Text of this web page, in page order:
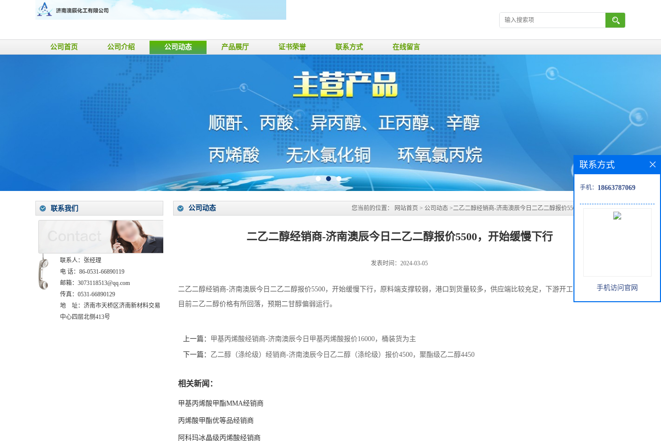
公司首页 公司介绍 公司动态 产品展厅 证书荣誉 联系方式 在线留言
联系我们
联系人：张经理
电 话：86-0531-66890119
邮箱：3073118513@qq.com
传真：0531-66890129
地 址：济南市天桥区济南新材料交易
中心四层北侧413号
公司动态 您当前的位置： 网站首页 > 公司动态 >二乙二醇经销商-济南澳辰今日二乙二醇报价5500，开始缓慢下行
二乙二醇经销商-济南澳辰今日二乙二醇报价5500，开始缓慢下行
发表时间：2024-03-05
二乙二醇经销商-济南澳辰今日二乙二醇报价5500，开始缓慢下行，原料端支撑较弱，港口到货量较多，供应端比较充足，下游开工率恢复较慢，
目前二乙二醇价格有所回落，预期二甘醇偏弱运行。
上一篇： 甲基丙烯酸经销商-济南澳辰今日甲基丙烯酸报价16000，桶装货为主
下一篇： 乙二醇（涤纶级）经销商-济南澳辰今日乙二醇（涤纶级）报价4500，聚酯级乙二醇4450
相关新闻：
甲基丙烯酸甲酯MMA经销商
丙烯酸甲酯优等品经销商
阿科玛冰晶级丙烯酸经销商
联系方式
手机： 18663787069
手机访问官网